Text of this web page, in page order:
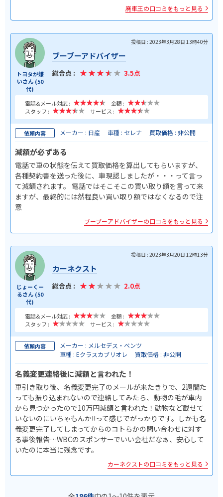
廃車王の口コミをもっと見る
投稿日 : 2023年3月28日 13時40分
トヨタが嫌
いさん (50
代)
ブーブーアドバイザー
総合点 : 3.5点
電話&メール対応 :
金額 :
スタッフ :
サービス :
依頼内容 メーカー : 日産 車種 : セレナ 買取価格 : 非公開
減額が必ずある
電話で車の状態を伝えて買取価格を算出してもらいますが、
各種契約書を送った後に、車現認しましたが・・・って言っ
て減額されます。 電話ではそこそこの買い取り額を言って来
ますが、最終的には然程良い買い取り額ではなくなるので注
意
ブーブーアドバイザーの口コミをもっと見る
投稿日 : 2023年3月20日 12時13分
じょーくー
るさん (50
代)
カーネクスト
総合点 : 2.0点
電話&メール対応 :
金額 :
スタッフ :
サービス :
依頼内容
メーカー : メルセデス・ベンツ
車種 : Eクラスカブリオレ
買取価格 : 非公開
名義変更連絡後に減額と言われた！
車引き取り後、名義変更完了のメールが来たきりで、2週間た
っても振り込まれないので連絡してみたら、動物の毛が車内
から見つかったので10万円減額と言われた！動物など載せて
いないのにいちゃもんか!!って感じでがっかりです。しかも名
義変更完了してしまってからのコトらかの問い合わせに対す
る事後報告…WBCのスポンサーでいい会社だなぁ、安心して
いたのに本当に残念です。
カーネクストの口コミをもっと見る